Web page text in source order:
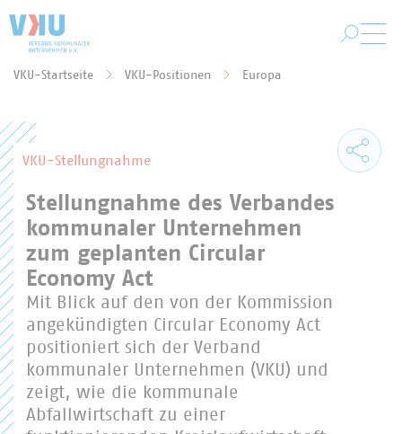
VKU-Startseite VKU-Positionen Europa
VKU-Stellungnahme
Stellungnahme des Verbandes
kommunaler Unternehmen
zum geplanten Circular
Economy Act
Mit Blick auf den von der Kommission
angekündigten Circular Economy Act
positioniert sich der Verband
kommunaler Unternehmen (VKU) und
zeigt, wie die kommunale
Abfallwirtschaft zu einer